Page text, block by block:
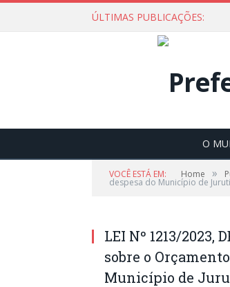
ÚLTIMAS PUBLICAÇÕES:
O
VOCÊ ESTÁ EM: Home »
despesa do Município de
LEI Nº 1213/2023,
sobre o
Município de